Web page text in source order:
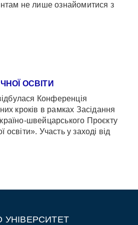
не лише ознайомитися з
ОСВІТИ
Конференція
кроків в рамках Засідання
швейцарського Проєкту
освіти». Участь у заході від
УНІВЕРСИТЕТ